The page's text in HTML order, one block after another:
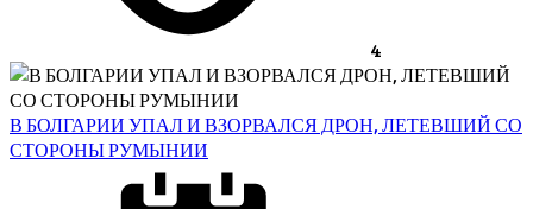
4
В БОЛГАРИИ УПАЛ И ВЗОРВАЛСЯ ДРОН, ЛЕТЕВШИЙ СО
СТОРОНЫ РУМЫНИИ